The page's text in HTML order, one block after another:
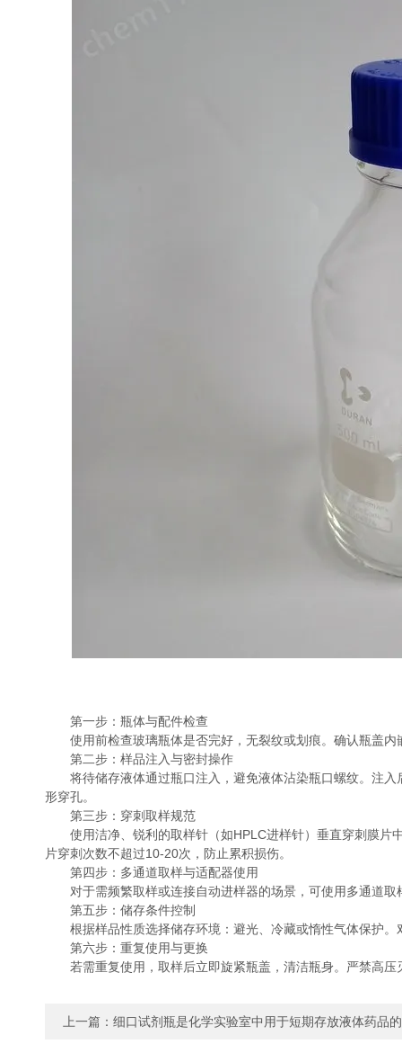
第一步：瓶体与配件检查
使用前检查玻璃瓶体是否完好，无裂纹或划痕。确认瓶盖内
第二步：样品注入与密封操作
将待储存液体通过瓶口注入，避免液体沾染瓶口螺纹。注入
形穿孔。
第三步：穿刺取样规范
使用洁净、锐利的取样针（如HPLC进样针）垂直穿刺膜片
片穿刺次数不超过10-20次，防止累积损伤。
第四步：多通道取样与适配器使用
对于需频繁取样或连接自动进样器的场景，可使用多通道取
第五步：储存条件控制
根据样品性质选择储存环境：避光、冷藏或惰性气体保护。
第六步：重复使用与更换
若需重复使用，取样后立即旋紧瓶盖，清洁瓶身。严禁高压
上一篇： 细口试剂瓶是化学实验室中用于短期存放液体药品